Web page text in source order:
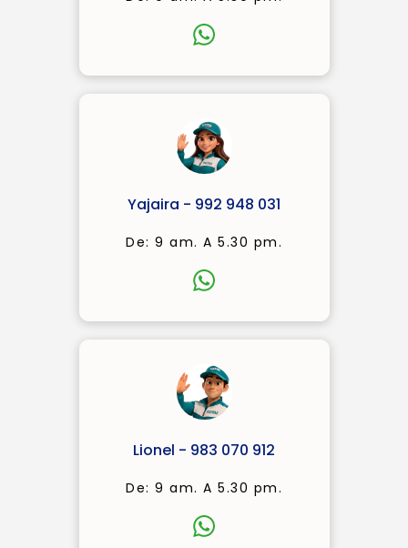
Yajaira - 992 948 031
De: 9 am. A 5.30 pm.
Lionel - 983 070 912
De: 9 am. A 5.30 pm.